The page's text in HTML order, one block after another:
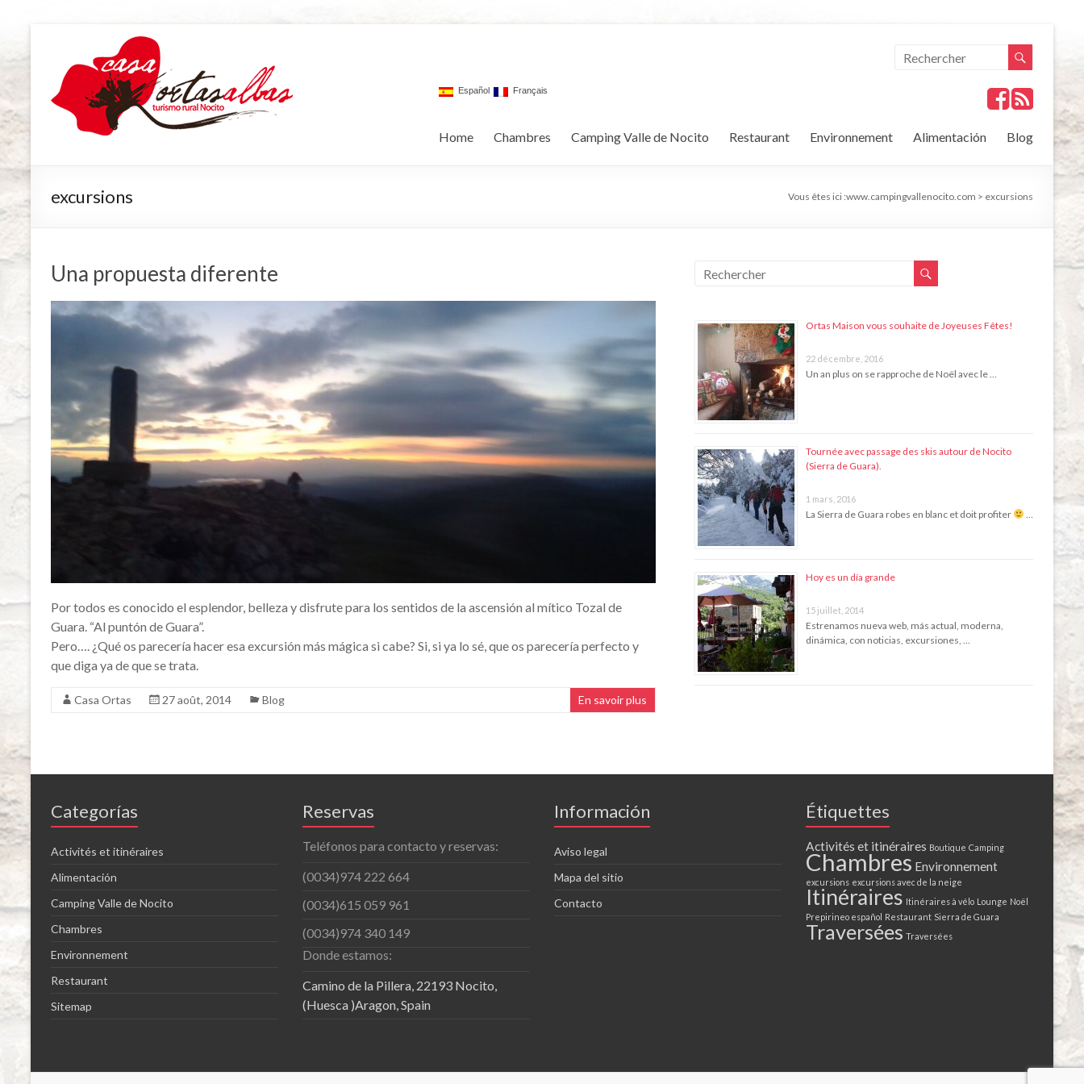
Español Français
Home Chambres Camping Valle de Nocito Restaurant Environnement Alimentación Blog
excursions Vous êtes ici :www.campingvallenocito.com > excursions
Una propuesta diferente
Por todos es conocido el esplendor, belleza y disfrute para los sentidos de la ascensión al mítico Tozal de
Guara. “Al puntón de Guara”.
Pero…. ¿Qué os parecería hacer esa excursión más mágica si cabe? Si, si ya lo sé, que os parecería perfecto y
que diga ya de que se trata.
Casa Ortas 27 août, 2014 Blog En savoir plus
Ortas Maison vous souhaite de Joyeuses Fêtes!
22 décembre, 2016
Un an plus on se rapproche de Noël avec le …
Tournée avec passage des skis autour de Nocito
(Sierra de Guara).
1 mars, 2016
La Sierra de Guara robes en blanc et doit profiter …
Hoy es un día grande
15 juillet, 2014
Estrenamos nueva web, más actual, moderna,
dinámica, con noticias, excursiones, …
Categorías
Activités et itinéraires
Alimentación
Camping Valle de Nocito
Chambres
Environnement
Restaurant
Sitemap
Reservas
Teléfonos para contacto y reservas:
(0034)974 222 664
(0034)615 059 961
(0034)974 340 149
Donde estamos:
Camino de la Pillera, 22193 Nocito,
(Huesca )Aragon, Spain
Información
Aviso legal
Mapa del sitio
Contacto
Étiquettes
Activités et itinéraires Boutique Camping
Chambres Environnement
excursions excursions avec de la neige
Itinéraires Itinéraires à vélo Lounge Noël
Prepirineo español Restaurant Sierra de Guara
Traversées Traversées